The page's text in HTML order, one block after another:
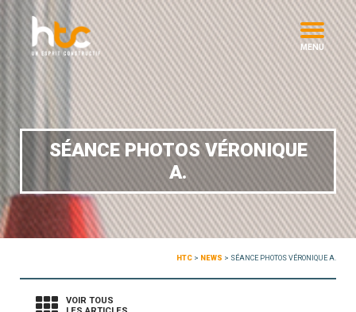
MENU
SÉANCE PHOTOS VÉRONIQUE
A.
HTC > NEWS > SÉANCE PHOTOS VÉRONIQUE A.
VOIR TOUS